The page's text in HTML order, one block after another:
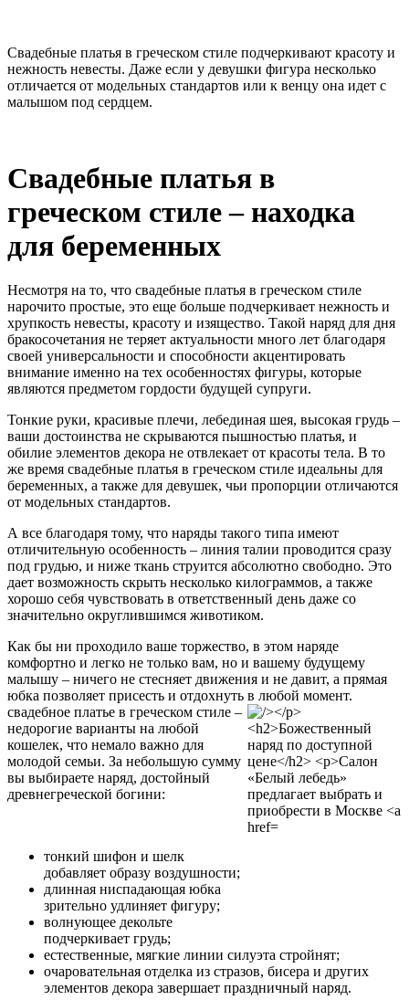
Свадебные платья в греческом стиле подчеркивают красоту и
нежность невесты. Даже если у девушки фигура несколько
отличается от модельных стандартов или к венцу она идет с
малышом под сердцем.
Свадебные платья в
греческом стиле – находка
для беременных
Несмотря на то, что свадебные платья в греческом стиле
нарочито простые, это еще больше подчеркивает нежность и
хрупкость невесты, красоту и изящество. Такой наряд для дня
бракосочетания не теряет актуальности много лет благодаря
своей универсальности и способности акцентировать
внимание именно на тех особенностях фигуры, которые
являются предметом гордости будущей супруги.
Тонкие руки, красивые плечи, лебединая шея, высокая грудь –
ваши достоинства не скрываются пышностью платья, и
обилие элементов декора не отвлекает от красоты тела. В то
же время свадебные платья в греческом стиле идеальны для
беременных, а также для девушек, чьи пропорции отличаются
от модельных стандартов.
А все благодаря тому, что наряды такого типа имеют
отличительную особенность – линия талии проводится сразу
под грудью, и ниже ткань струится абсолютно свободно. Это
дает возможность скрыть несколько килограммов, а также
хорошо себя чувствовать в ответственный день даже со
значительно округлившимся животиком.
Как бы ни проходило ваше торжество, в этом наряде
комфортно и легко не только вам, но и вашему будущему
малышу – ничего не стесняет движения и не давит, а прямая
юбка позволяет присесть и отдохнуть в любой момент.
свадебное платье в греческом стиле –
недорогие варианты на любой
кошелек, что немало важно для
молодой семьи. За небольшую сумму
вы выбираете наряд, достойный
древнегреческой богини:
тонкий шифон и шелк
добавляет образу воздушности;
длинная ниспадающая юбка
зрительно удлиняет фигуру;
волнующее декольте
подчеркивает грудь;
естественные, мягкие линии силуэта стройнят;
очаровательная отделка из стразов, бисера и других
элементов декора завершает праздничный наряд.